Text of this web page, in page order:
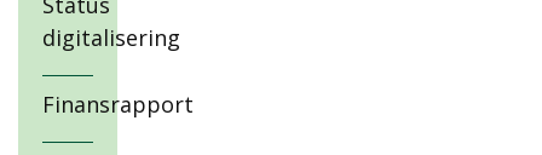
digitalisering
Finansrapport